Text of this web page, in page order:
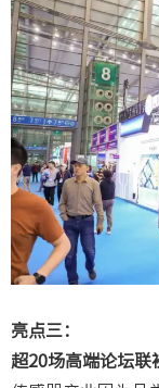
亮点三：
超20场高端论坛联